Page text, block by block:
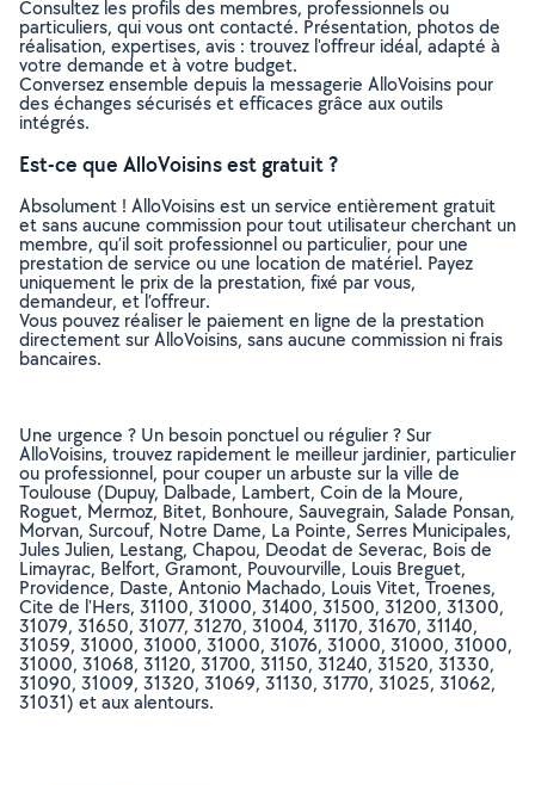
Consultez les profils des membres, professionnels ou
particuliers, qui vous ont contacté. Présentation, photos de
réalisation, expertises, avis : trouvez l'offreur idéal, adapté à
votre demande et à votre budget.
Conversez ensemble depuis la messagerie AlloVoisins pour
des échanges sécurisés et efficaces grâce aux outils
intégrés.
Est-ce que AlloVoisins est gratuit ?
Absolument ! AlloVoisins est un service entièrement gratuit
et sans aucune commission pour tout utilisateur cherchant un
membre, qu’il soit professionnel ou particulier, pour une
prestation de service ou une location de matériel. Payez
uniquement le prix de la prestation, fixé par vous,
demandeur, et l’offreur.
Vous pouvez réaliser le paiement en ligne de la prestation
directement sur AlloVoisins, sans aucune commission ni frais
bancaires.
Une urgence ? Un besoin ponctuel ou régulier ? Sur
AlloVoisins, trouvez rapidement le meilleur jardinier, particulier
ou professionnel, pour couper un arbuste sur la ville de
Toulouse (Dupuy, Dalbade, Lambert, Coin de la Moure,
Roguet, Mermoz, Bitet, Bonhoure, Sauvegrain, Salade Ponsan,
Morvan, Surcouf, Notre Dame, La Pointe, Serres Municipales,
Jules Julien, Lestang, Chapou, Deodat de Severac, Bois de
Limayrac, Belfort, Gramont, Pouvourville, Louis Breguet,
Providence, Daste, Antonio Machado, Louis Vitet, Troenes,
Cite de l'Hers, 31100, 31000, 31400, 31500, 31200, 31300,
31079, 31650, 31077, 31270, 31004, 31170, 31670, 31140,
31059, 31000, 31000, 31000, 31076, 31000, 31000, 31000,
31000, 31068, 31120, 31700, 31150, 31240, 31520, 31330,
31090, 31009, 31320, 31069, 31130, 31770, 31025, 31062,
31031) et aux alentours.